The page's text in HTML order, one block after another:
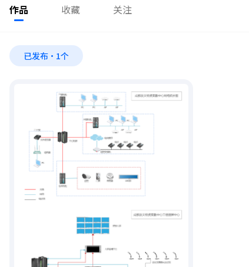
作品 收藏 关注
已发布·1个